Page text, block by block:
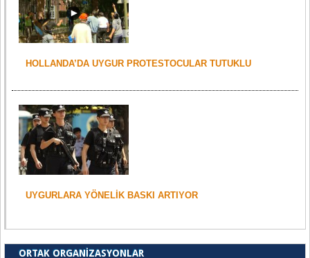
HOLLANDA’DA UYGUR PROTESTOCULAR TUTUKLU
UYGURLARA YÖNELIK BASKI ARTIYOR
ORTAK ORGANIZASYONLAR